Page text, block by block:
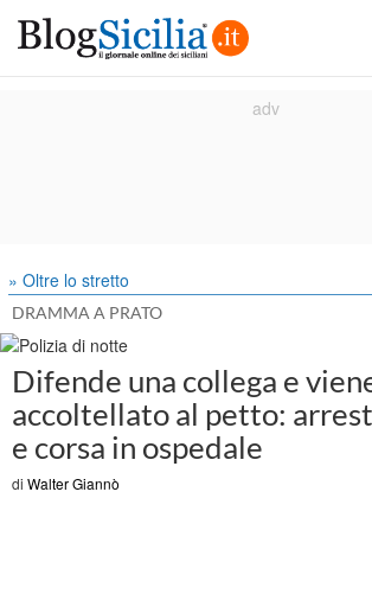
» Oltre lo stretto
DRAMMA A PRATO
Difende una collega e
accoltellato al petto:
e corsa in ospedale
di Walter Giannò